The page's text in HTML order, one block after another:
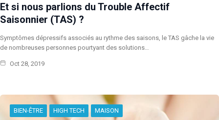
Et si nous parlions du Trouble Affectif
Saisonnier (TAS) ?
Symptômes dépressifs associés au rythme des saisons, le TAS gâche la vie
de nombreuses personnes pourtyant des solutions…
Oct 28, 2019
BIEN-ÊTRE HIGH TECH MAISON